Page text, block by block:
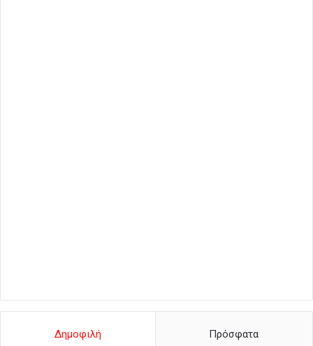
Δημοφιλή Πρόσφατα